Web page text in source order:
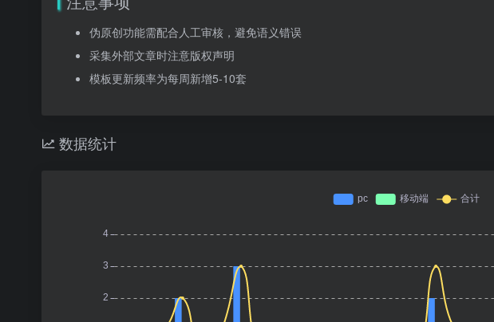
伪原创功能需配合人工审核，避免语义错误
采集外部文章时注意版权声明
模板更新频率为每周新增5-10套
数据统计